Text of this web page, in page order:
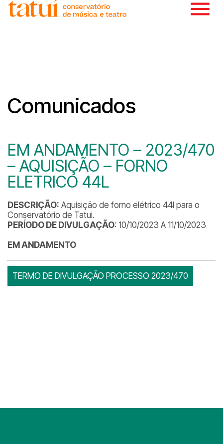
Comunicados
EM ANDAMENTO – 2023/470
– AQUISIÇÃO – FORNO
ELETRICO 44L
DESCRIÇÃO: Aquisição de forno elétrico 44l para o
Conservatório de Tatui.
PERÍODO DE DIVULGAÇÃO: 10/10/2023 A 11/10/2023
EM ANDAMENTO
TERMO DE DIVULGAÇÃO PROCESSO 2023/470